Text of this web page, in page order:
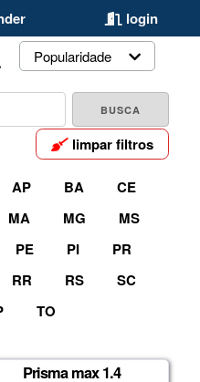
login
limpar filtros
Popularidade
AP BA
CE
MA MG
MS
PE PI
PR
RR RS
SC
TO
Prisma max 1.4